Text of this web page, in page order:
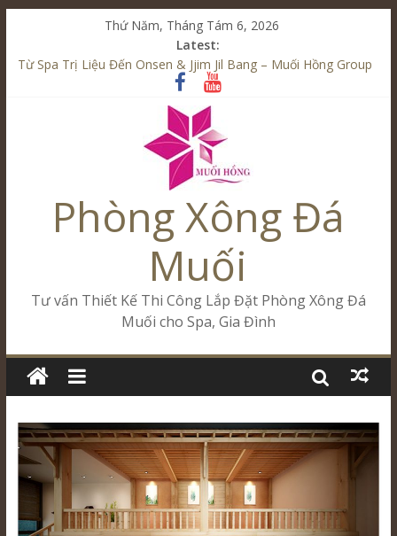
Thứ Năm, Tháng Tám 6, 2026
Latest:
Từ Spa Trị Liệu Đến Onsen & Jjim Jil Bang – Muối Hồng Group
Kết Hợp Onsen & Jjim Jil Bang Trong Mô Hình Spa – Muối
Cham Riverside Onsen & Jjim Jil Bang Đà Nẵng Muối Hồng
Spa Jjim Jil Bang Kết Hợp Onsen – Kinh Doanh Chuẩn Sao –
Tăng Doanh Số Kinh Doanh Lắp Đặt Onsen & Jjim Jil Bang –
Muối Hồng Group
Phòng Xông Đá
Muối
Tư vấn Thiết Kế Thi Công Lắp Đặt Phòng Xông Đá
Muối cho Spa, Gia Đình